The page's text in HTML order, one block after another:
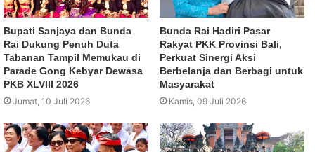
Bupati Sanjaya dan Bunda
Rai Dukung Penuh Duta
Tabanan Tampil Memukau di
Parade Gong Kebyar Dewasa
PKB XLVIII 2026
Jumat, 10 Juli 2026
Bunda Rai Hadiri Pasar
Rakyat PKK Provinsi Bali,
Perkuat Sinergi Aksi
Berbelanja dan Berbagi untuk
Masyarakat
Kamis, 09 Juli 2026